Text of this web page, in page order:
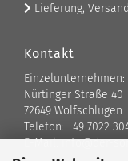
Lieferung,
Kontakt
Nürtinger Straße 40
72649 Wolfschlugen
Telefon: +49 7022
E-Mail: info@der-